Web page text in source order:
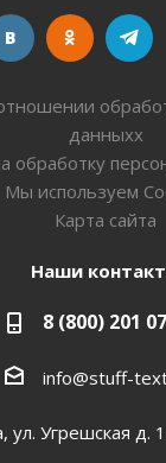
данныхх
обработку
Мы используем
Карта сайта
Наши
8 (800) 201
info@stuff-
ул. Угрешская д.